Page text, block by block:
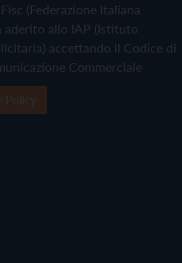
(Federazione Italiana
aderito allo IAP (Istituto
accettando il Codice di
Commerciale